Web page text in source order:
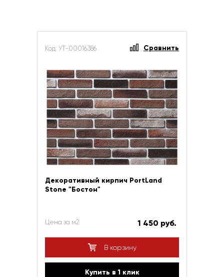
Код: УТ-00016386 Сравнить
Декоративный кирпич PortLand
Stone "Бостон"
Цена за м2 1 450 руб.
В корзину
Купить в 1 клик